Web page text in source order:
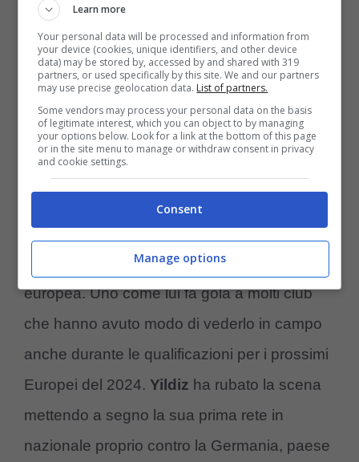
giocando ma stando in un top club come la
Juve.
Al netto delle dichiarazioni del commissario
Juventus
non guarderebbe
negativamente a un possibile approdo in
prestito del ragazzo in qualche squadra
europea. Uno come lui fa gola a molti club
che hanno avuto modo di vederlo in campo
anche durante le qualificazioni per i prossimi
Europei del 2024. Yildiz ha rubato la scena
mettendo a segno la sua prima rete in
nazionale proprio contro la Germania, paese
Learn more
Your personal data will be processed and information from
your device (cookies, unique identifiers, and other device
data) may be stored by, accessed by and shared with 319
partners, or used specifically by this site. We and our partners
may use precise geolocation data. List of partners.
Some vendors may process your personal data on the basis
of legitimate interest, which you can object to by managing
your options below. Look for a link at the bottom of this page
or in the site menu to manage or withdraw consent in privacy
and cookie settings.
Consent
Manage options